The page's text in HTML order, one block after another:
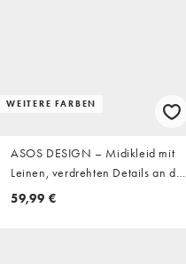
WEITERE FARBEN
ASOS DESIGN – Midikleid mit
Leinen, verdrehten Details an der
Schulterpartie und Raffung in
59,99 €